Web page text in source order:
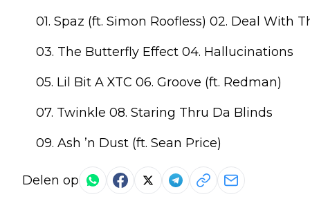
01. Spaz (ft. Simon Roofless) 02. Deal With
03. The Butterfly Effect 04. Hallucinations
05. Lil Bit A XTC 06. Groove (ft. Redman)
07. Twinkle 08. Staring Thru Da Blinds
09. Ash ’n Dust (ft. Sean Price)
Delen op